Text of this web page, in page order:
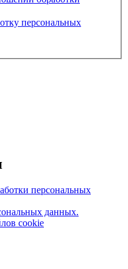
персональных
персональных
данных.
cookie